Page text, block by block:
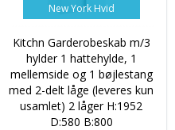
New York Hvid
Kitchn Garderobeskab m/3
hylder 1 hattehylde, 1
mellemside og 1 bøjlestang
med 2-delt låge (leveres kun
usamlet) 2 låger H:1952
D:580 B:800